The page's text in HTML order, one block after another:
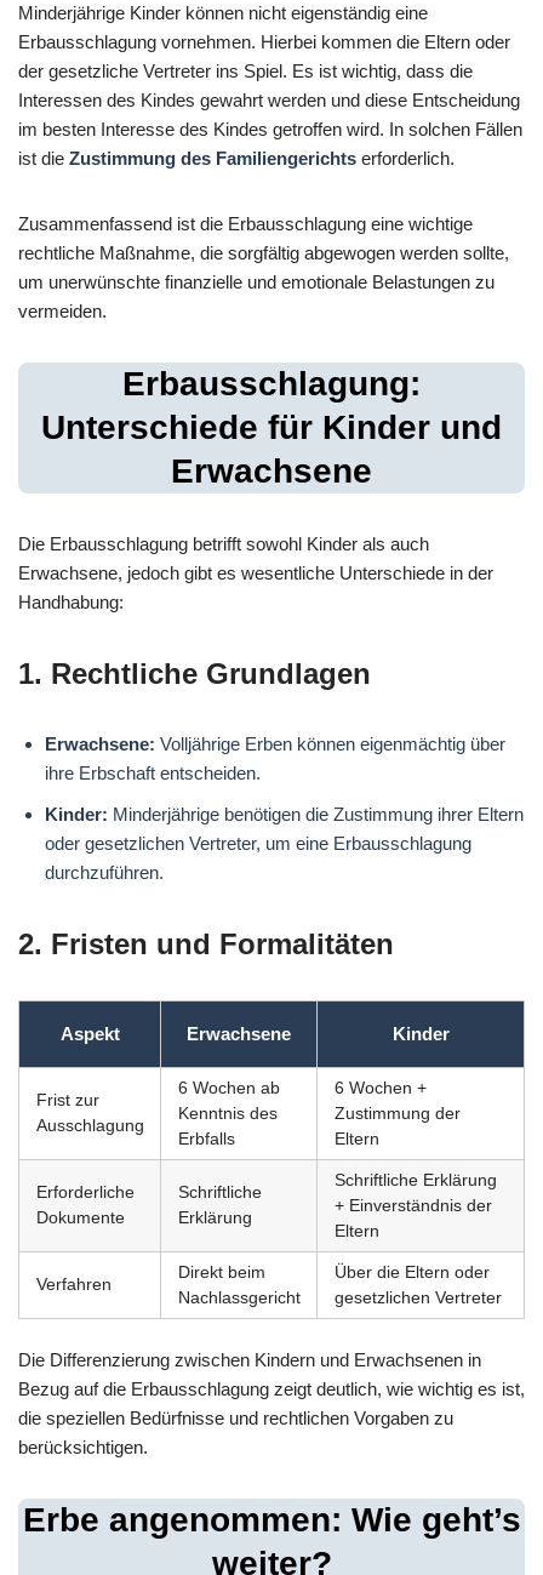
Minderjährige Kinder können nicht eigenständig eine
Erbausschlagung vornehmen. Hierbei kommen die Eltern oder
der gesetzliche Vertreter ins Spiel. Es ist wichtig, dass die
Interessen des Kindes gewahrt werden und diese Entscheidung
im besten Interesse des Kindes getroffen wird. In solchen Fällen
ist die Zustimmung des Familiengerichts erforderlich.
Zusammenfassend ist die Erbausschlagung eine wichtige
rechtliche Maßnahme, die sorgfältig abgewogen werden sollte,
um unerwünschte finanzielle und emotionale Belastungen zu
vermeiden.
Erbausschlagung:
Unterschiede für Kinder und
Erwachsene
Die Erbausschlagung betrifft sowohl Kinder als auch
Erwachsene, jedoch gibt es wesentliche Unterschiede in der
Handhabung:
1. Rechtliche Grundlagen
Erwachsene: Volljährige Erben können eigenmächtig über
ihre Erbschaft entscheiden.
Kinder: Minderjährige benötigen die Zustimmung ihrer Eltern
oder gesetzlichen Vertreter, um eine Erbausschlagung
durchzuführen.
2. Fristen und Formalitäten
Aspekt Erwachsene Kinder
Frist zur
Ausschlagung
6 Wochen ab
Kenntnis des
Erbfalls
6 Wochen +
Zustimmung der
Eltern
Erforderliche
Dokumente
Schriftliche
Erklärung
Schriftliche Erklärung
+ Einverständnis der
Eltern
Verfahren
Direkt beim
Nachlassgericht
Über die Eltern oder
gesetzlichen Vertreter
Die Differenzierung zwischen Kindern und Erwachsenen in
Bezug auf die Erbausschlagung zeigt deutlich, wie wichtig es ist,
die speziellen Bedürfnisse und rechtlichen Vorgaben zu
berücksichtigen.
Erbe angenommen: Wie geht’s
weiter?